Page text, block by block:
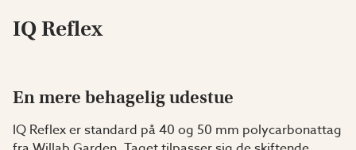
IQ Reflex
En mere behagelig udestue
IQ Reflex er standard på 40 og 50 mm polycarbonattag